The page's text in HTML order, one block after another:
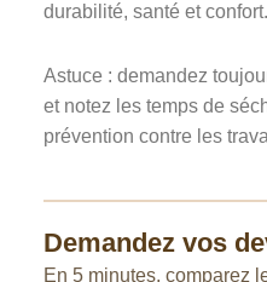
durabilité, santé et confort.
Astuce : demandez
et notez les temps de
prévention contre les
Demandez vos
En 5 minutes, comparez